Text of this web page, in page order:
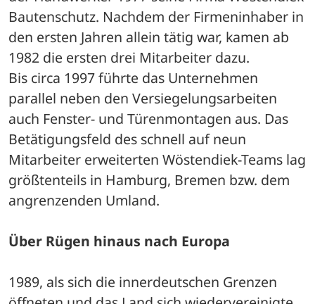
Bautenschutz. Nachdem der Firmeninhaber in
den ersten Jahren allein tätig war, kamen ab
1982 die ersten drei Mitarbeiter dazu.
Bis circa 1997 führte das Unternehmen
parallel neben den Versiegelungsarbeiten
auch Fenster- und Türenmontagen aus. Das
Betätigungsfeld des schnell auf neun
Mitarbeiter erweiterten Wöstendiek-Teams lag
größtenteils in Hamburg, Bremen bzw. dem
angrenzenden Umland.
Über Rügen hinaus nach Europa
1989, als sich die innerdeutschen Grenzen